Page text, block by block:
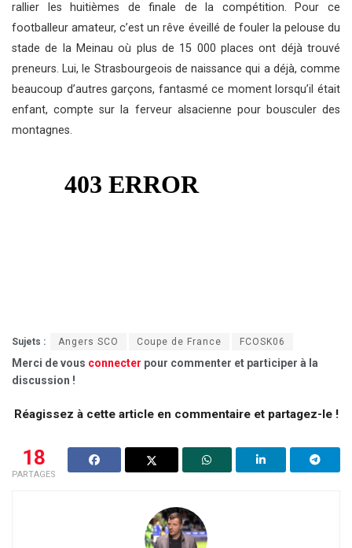
rallier les huitièmes de finale de la compétition. Pour ce
footballeur amateur, c’est un rêve éveillé de fouler la pelouse du
stade de la Meinau où plus de 15 000 places ont déjà trouvé
preneurs. Lui, le Strasbourgeois de naissance qui a déjà, comme
beaucoup d’autres garçons, fantasmé ce moment lorsqu’il était
enfant, compte sur la ferveur alsacienne pour bousculer des
montagnes.
Sujets : Angers SCO Coupe de France FCOSK06
Merci de vous connecter pour commenter et participer à la
discussion !
Réagissez à cette article en commentaire et partagez-le !
18
PARTAGES